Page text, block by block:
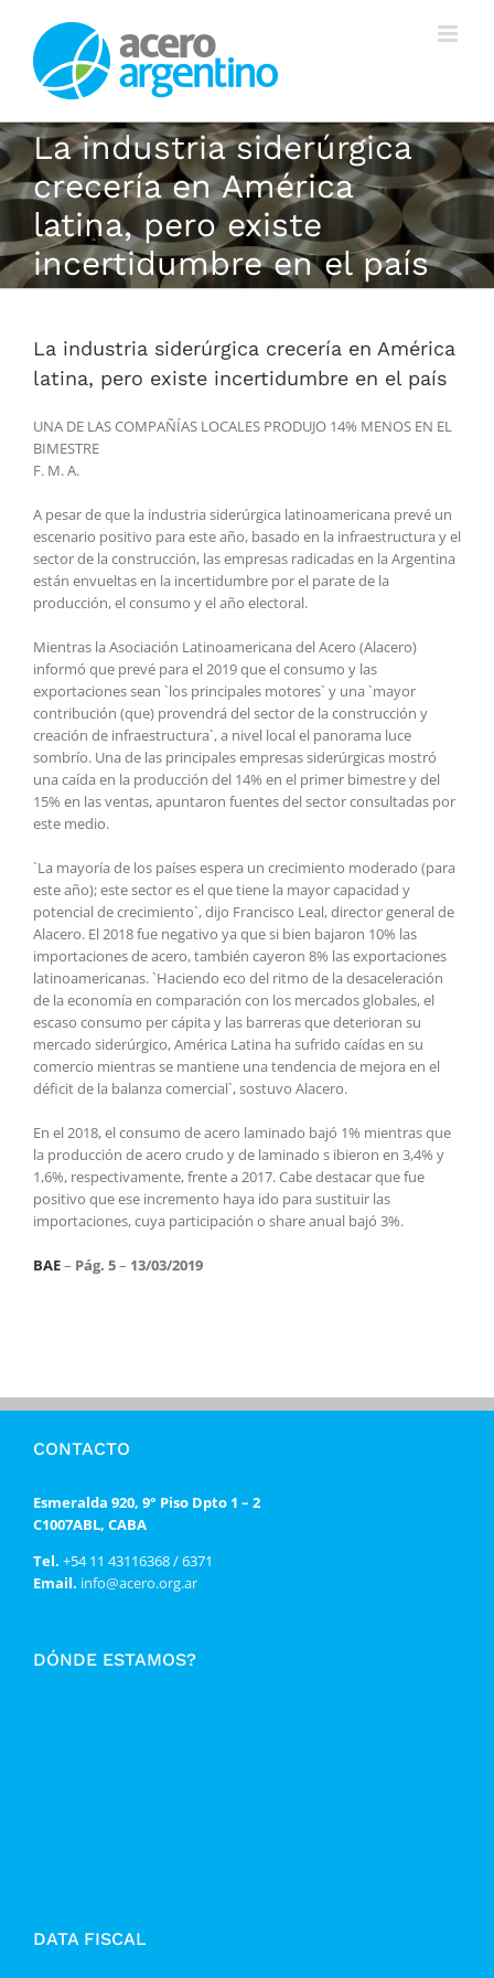
contenido
La industria siderúrgica
crecería en América
latina, pero existe
incertidumbre en el país
La industria siderúrgica crecería en América
latina, pero existe incertidumbre en el país
UNA DE LAS COMPAÑÍAS LOCALES PRODUJO 14% MENOS EN EL
BIMESTRE
F. M. A.
A pesar de que la industria siderúrgica latinoamericana prevé un
escenario positivo para este año, basado en la infraestructura y el
sector de la construcción, las empresas radicadas en la Argentina
están envueltas en la incertidumbre por el parate de la
producción, el consumo y el año electoral.
Mientras la Asociación Latinoamericana del Acero (Alacero)
informó que prevé para el 2019 que el consumo y las
exportaciones sean `los principales motores` y una `mayor
contribución (que) provendrá del sector de la construcción y
creación de infraestructura`, a nivel local el panorama luce
sombrío. Una de las principales empresas siderúrgicas mostró
una caída en la producción del 14% en el primer bimestre y del
15% en las ventas, apuntaron fuentes del sector consultadas por
este medio.
`La mayoría de los países espera un crecimiento moderado (para
este año); este sector es el que tiene la mayor capacidad y
potencial de crecimiento`, dijo Francisco Leal, director general de
Alacero. El 2018 fue negativo ya que si bien bajaron 10% las
importaciones de acero, también cayeron 8% las exportaciones
latinoamericanas. `Haciendo eco del ritmo de la desaceleración
de la economía en comparación con los mercados globales, el
escaso consumo per cápita y las barreras que deterioran su
mercado siderúrgico, América Latina ha sufrido caídas en su
comercio mientras se mantiene una tendencia de mejora en el
déficit de la balanza comercial`, sostuvo Alacero.
En el 2018, el consumo de acero laminado bajó 1% mientras que
la producción de acero crudo y de laminado s ibieron en 3,4% y
1,6%, respectivamente, frente a 2017. Cabe destacar que fue
positivo que ese incremento haya ido para sustituir las
importaciones, cuya participación o share anual bajó 3%.
BAE– Pág. 5– 13/03/2019
CONTACTO
Esmeralda 920, 9° Piso Dpto 1 – 2
C1007ABL, CABA
Tel. +54 11 43116368 / 6371
Email. info@acero.org.ar
DÓNDE ESTAMOS?
DATA FISCAL